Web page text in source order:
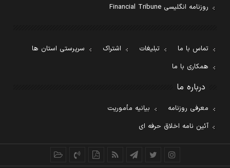
روزنامه انگلیسی Financial Tribune
تماس با ما تبلیغات اشتراک
سرپرستی استان ها
همکاری با ما
درباره ما
معرفی روزنامه
بیانیه مأموریت
آئین نامه اخلاق حرفه ای